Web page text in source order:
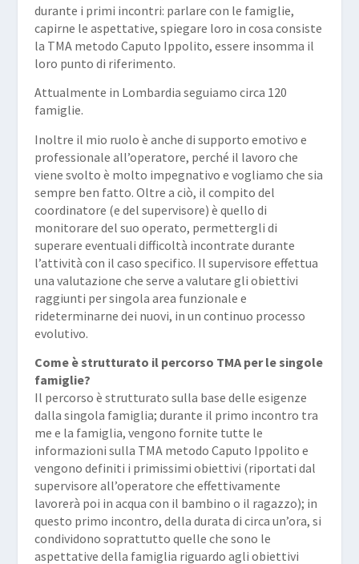
durante i primi incontri: parlare con le famiglie,
capirne le aspettative, spiegare loro in cosa consiste
la TMA metodo Caputo Ippolito, essere insomma il
loro punto di riferimento.
Attualmente in Lombardia seguiamo circa 120
famiglie.
Inoltre il mio ruolo è anche di supporto emotivo e
professionale all’operatore, perché il lavoro che
viene svolto è molto impegnativo e vogliamo che sia
sempre ben fatto. Oltre a ciò, il compito del
coordinatore (e del supervisore) è quello di
monitorare del suo operato, permettergli di
superare eventuali difficoltà incontrate durante
l’attività con il caso specifico. Il supervisore effettua
una valutazione che serve a valutare gli obiettivi
raggiunti per singola area funzionale e
rideterminarne dei nuovi, in un continuo processo
evolutivo.
Come è strutturato il percorso TMA per le singole
famiglie?
Il percorso è strutturato sulla base delle esigenze
dalla singola famiglia; durante il primo incontro tra
me e la famiglia, vengono fornite tutte le
informazioni sulla TMA metodo Caputo Ippolito e
vengono definiti i primissimi obiettivi (riportati dal
supervisore all’operatore che effettivamente
lavorerà poi in acqua con il bambino o il ragazzo); in
questo primo incontro, della durata di circa un’ora, si
condividono soprattutto quelle che sono le
aspettative della famiglia riguardo agli obiettivi